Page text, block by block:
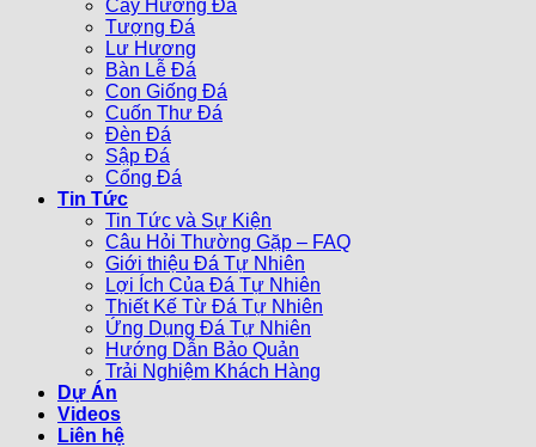
Cây Hương Đá
Tượng Đá
Lư Hương
Bàn Lễ Đá
Con Giống Đá
Cuốn Thư Đá
Đèn Đá
Sập Đá
Cổng Đá
Tin Tức
Tin Tức và Sự Kiện
Câu Hỏi Thường Gặp – FAQ
Giới thiệu Đá Tự Nhiên
Lợi Ích Của Đá Tự Nhiên
Thiết Kế Từ Đá Tự Nhiên
Ứng Dụng Đá Tự Nhiên
Hướng Dẫn Bảo Quản
Trải Nghiệm Khách Hàng
Dự Án
Videos
Liên hệ